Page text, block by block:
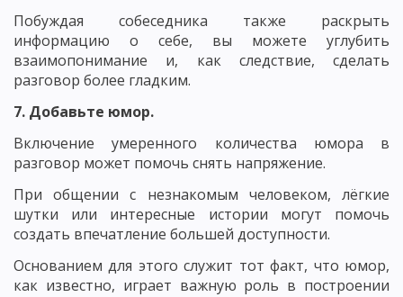
Побуждая собеседника также раскрыть
информацию о себе, вы можете углубить
взаимопонимание и, как следствие, сделать
разговор более гладким.
7. Добавьте юмор.
Включение умеренного количества юмора в
разговор может помочь снять напряжение.
При общении с незнакомым человеком, лёгкие
шутки или интересные истории могут помочь
создать впечатление большей доступности.
Основанием для этого служит тот факт, что юмор,
как известно, играет важную роль в построении